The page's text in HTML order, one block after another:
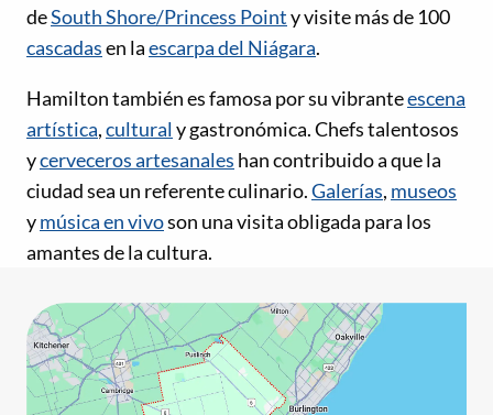
deSouth Shore/Princess Pointy visite más de 100
cascadasen laescarpa del Niágara.
Hamilton también es famosa por su vibranteescena
artística,cultural y gastronómica. Chefs talentosos
ycerveceros artesanales han contribuido a que la
ciudad sea un referente culinario.Galerías, museos
ymúsica en vivoson una visita obligada para los
amantes de la cultura.